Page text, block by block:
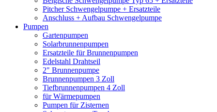
Pitcher Schwengelpumpe + Ersatzteile
Anschluss + Aufbau Schwengelpumpe
Pumpen
Gartenpumpen
Solarbrunnenpumpen
Ersatzteile für Brunnenpumpen
Edelstahl Drahtseil
2" Brunnenpumpe
Brunnenpumpen 3 Zoll
Tiefbrunnenpumpen 4 Zoll
für Wärmepumpen
Pumpen für Zisternen